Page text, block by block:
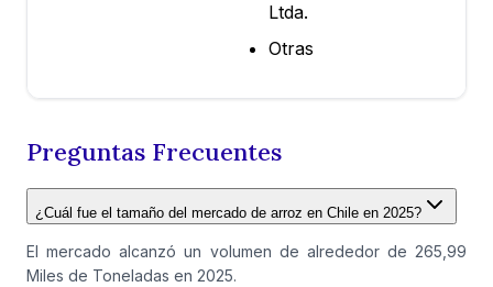
Ltda.
Otras
Preguntas Frecuentes
¿Cuál fue el tamaño del mercado de arroz en Chile en 2025?
El mercado alcanzó un volumen de alrededor de 265,99
Miles de Toneladas en 2025.